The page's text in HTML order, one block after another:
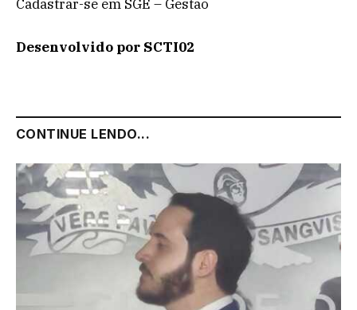
Cadastrar-se em SGE – Gestão
Desenvolvido por SCTI02
CONTINUE LENDO...